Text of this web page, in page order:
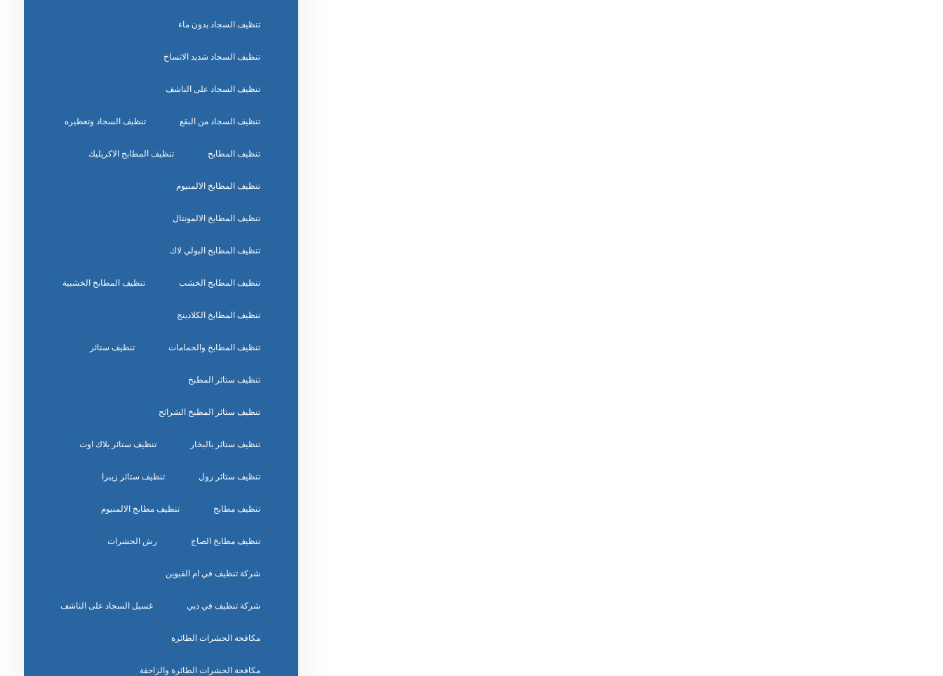
تنظيف السجاد بدون ماء
تنظيف السجاد شديد الاتساخ
تنظيف السجاد على الناشف
تنظيف السجاد من البقع تنظيف السجاد وتعطيره
تنظيف المطابخ تنظيف المطابخ الاكريليك
تنظيف المطابخ الالمنيوم
تنظيف المطابخ الالمونتال
تنظيف المطابخ البولي لاك
تنظيف المطابخ الخشب تنظيف المطابخ الخشبية
تنظيف المطابخ الكلادينج
تنظيف المطابخ والحمامات تنظيف ستائر
تنظيف ستائر المطبخ
تنظيف ستائر المطبخ الشرائح
تنظيف ستائر بالبخار تنظيف ستائر بلاك اوت
تنظيف ستائر رول تنظيف ستائر زيبرا
تنظيف مطابخ تنظيف مطابخ الالمنيوم
تنظيف مطابخ الصاج رش الحشرات
شركة تنظيف في ام القيوين
شركة تنظيف في دبي غسيل السجاد على الناشف
مكافحة الحشرات الطائرة
مكافحة الحشرات الطائرة والزاحفة